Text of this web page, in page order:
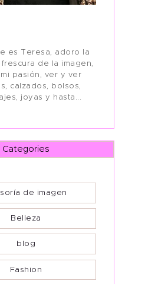
es Teresa, adoro la
de la imagen,
pasión, ver y ver
calzados, bolsos,
joyas y hasta...
Categories
de imagen
Belleza
blog
Fashion